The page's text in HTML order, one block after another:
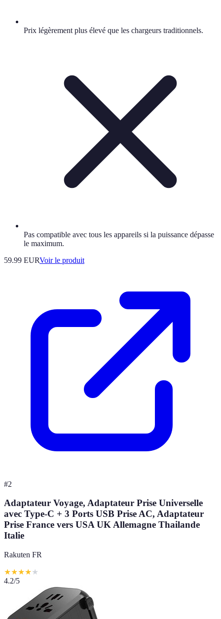
Prix légèrement plus élevé que les chargeurs traditionnels.
Pas compatible avec tous les appareils si la puissance dépasse
le maximum.
59.99 EURVoir le produit
#2
Adaptateur Voyage, Adaptateur Prise Universelle
avec Type-C + 3 Ports USB Prise AC, Adaptateur
Prise France vers USA UK Allemagne Thailande
Italie
Rakuten FR
★★★★★
4.2/5